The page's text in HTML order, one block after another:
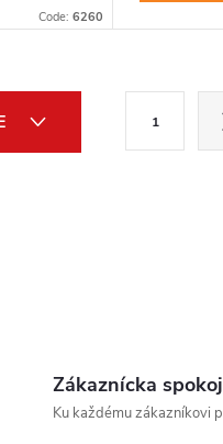
Code: 6260
a
o
n
1
Zákaznícka
Ku každému zákazníkovi